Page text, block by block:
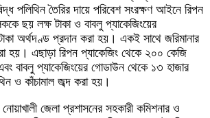
পলিথিন তৈরির দায়ে পরিবেশ সংরক্ষণ আইনে রিপন
ছয় লক্ষ টাকা ও বাবলু প্যাকেজিংয়ের
অর্থদণ্ড প্রদান করা হয়। একই সাথে জরিমানার
হয়। এছাড়া রিপন প্যাকেজিং থেকে ২০০ কেজি
বাবলু প্যাকেজিংয়ের গোডাউন থেকে ১৩ হাজার
ও কাঁচামাল জব্দ করা হয়।
জেলা প্রশাসনের সহকারী কমিশনার ও